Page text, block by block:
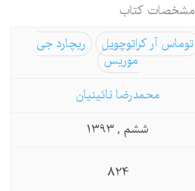
مشخصات كتاب
توماس آر کراتوچویل
ریچارد جی
موریس
محمدرضا نائینیان
ششم , 1393
824